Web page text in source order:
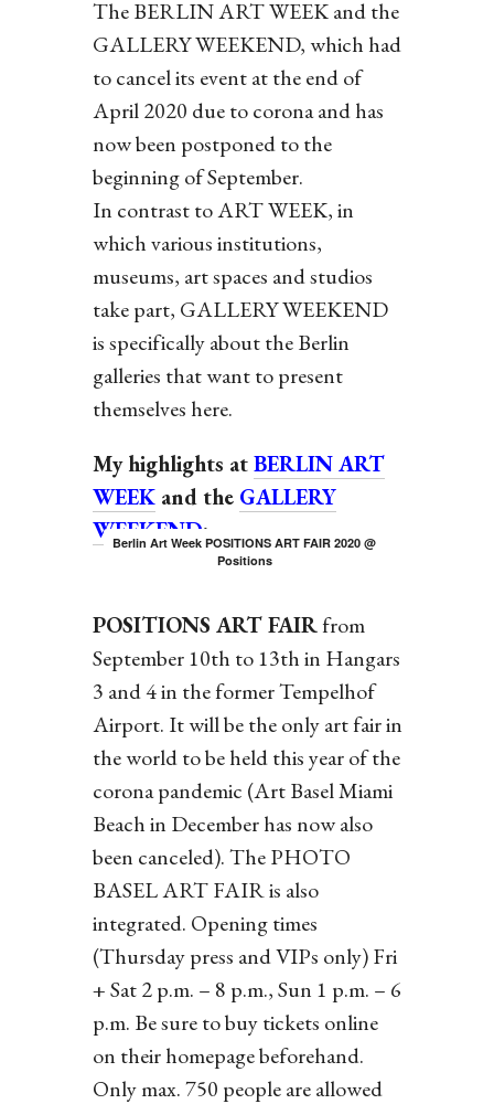
The BERLIN ART WEEK and the
GALLERY WEEKEND, which had
to cancel its event at the end of
April 2020 due to corona and has
now been postponed to the
beginning of September.
In contrast to ART WEEK, in
which various institutions,
museums, art spaces and studios
take part, GALLERY WEEKEND
is specifically about the Berlin
galleries that want to present
themselves here.
My highlights atBERLIN ART
WEEKand the GALLERY
WEEKEND:
Berlin Art Week POSITIONS ART FAIR 2020 @
Positions
POSITIONS ART FAIRfrom
September 10th to 13th in Hangars
3 and 4 in the former Tempelhof
Airport. It will be the only art fair in
the world to be held this year of the
corona pandemic (Art Basel Miami
Beach in December has now also
been canceled). The PHOTO
BASEL ART FAIR is also
integrated. Opening times
(Thursday press and VIPs only) Fri
+ Sat 2 p.m. – 8 p.m., Sun 1 p.m. – 6
p.m. Be sure to buy tickets online
on their homepage beforehand.
Only max. 750 people are allowed